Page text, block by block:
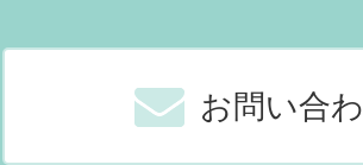
お問い合